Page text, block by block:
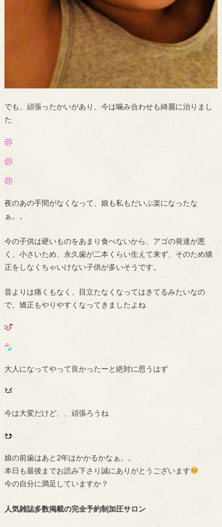
でも、頑張ったかいがあり、今は噛み合わせも綺麗に治りまし
た
夜のあの手間がなくなって、娘も私もだいぶ楽になったな
ぁ。。
今の子供は硬いものをあまり食べないから、アゴの発達が悪
く、小さいため、永久歯が二本くらい生えて来ず、そのため矯
正をしなくちゃいけない子供が多いそうです。
昔よりは痛くもなく、目立たなくなってはきてるみたいなの
で、矯正もやりやすくなってきましたよね
大人になってやって良かったーと絶対に思うはず
今は大変だけど、、頑張ろうね
娘の前歯はあと2年はかかるかなぁ。。
本日も最後までお読み下さり誠にありがとうございます
今の自分に満足していますか？
人気雑誌多数掲載の完全予約制加圧サロン